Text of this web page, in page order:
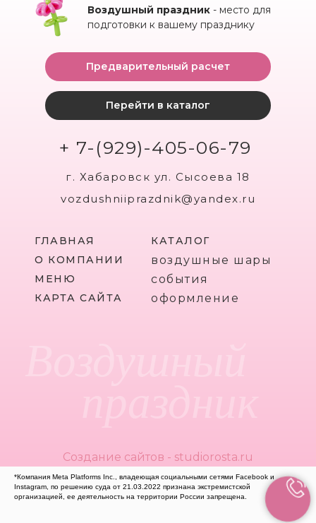
Воздушный праздник - место для
подготовки к вашему празднику
ГЛАВНАЯ
Создание сайтов - studiorosta.ru
Перейти в каталог
Предварительный расчет
+ 7-(929)-405-06-79
г. Хабаровск ул. Сысоева 18
vozdushniiprazdnik@yandex.ru
О КОМПАНИИ
КАРТА САЙТА
МЕНЮ
КАТАЛОГ
воздушные шары
события
оформление
*Компания Meta Platforms Inc., владеющая социальными сетями Facebook и
Instagram, по решению суда от 21.03.2022 признана экстремистской
организацией, ее деятельность на территории России запрещена.